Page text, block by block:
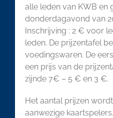
alle leden van KWB en
donderdagavond van
Inschrijving : 2 € voor
leden. De prijzentafel
voedingswaren. De
een prijs van de
zijnde 7€ – 5 € en 3 €.
Het aantal prijzen
aanwezige